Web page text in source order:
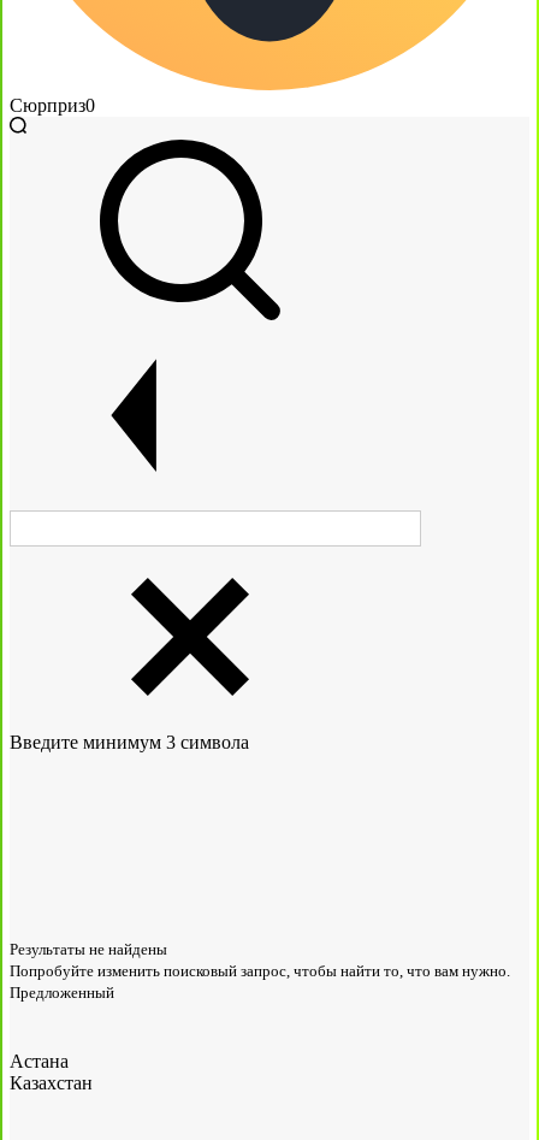
Сюрприз0
Введите минимум 3 символа
Результаты не найдены
Попробуйте изменить поисковый запрос, чтобы найти то, что вам нужно.
Предложенный
Астана
Казахстан